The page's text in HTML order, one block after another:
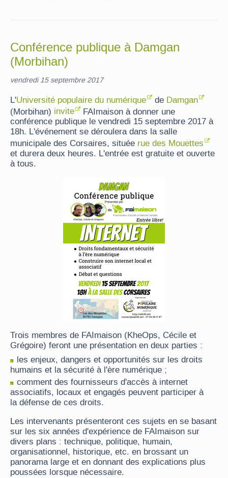
Conférence publique à Damgan
(Morbihan)
vendredi 15 septembre 2017
L'Université populaire du numérique de Damgan
(Morbihan) invite
FAImaison à donner une
conférence publique le vendredi 15 septembre 2017 à
18h. L'événement se déroulera dans la salle
municipale des Corsaires, située rue des Mouettes
et durera deux heures. L'entrée est gratuite et ouverte
à tous.
Trois membres de FAImaison (KheOps, Cécile et
Grégoire) feront une présentation en deux parties :
les enjeux, dangers et opportunités sur les droits
humains et la sécurité à l'ère numérique ;
comment des fournisseurs d'accès à internet
associatifs, locaux et engagés peuvent participer à
la défense de ces droits.
Les intervenants présenteront ces sujets en se basant
sur les six années d'expérience de FAImaison sur
divers plans : technique, politique, humain,
organisationnel, historique, etc. en brossant un
panorama large et en donnant des explications plus
poussées lorsque nécessaire.